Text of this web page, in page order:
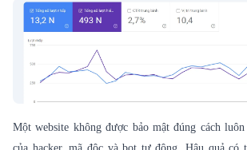
Một website không được bảo mật đúng cách